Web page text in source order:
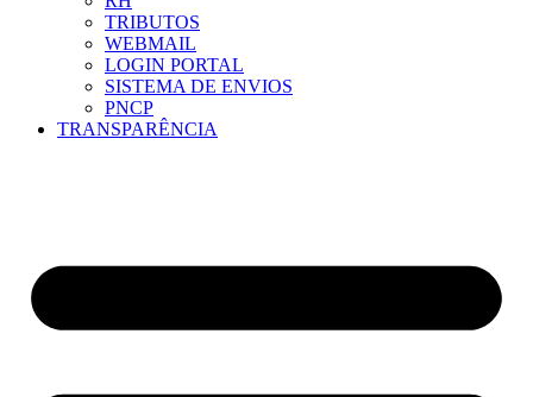
TRIBUTOS
WEBMAIL
LOGIN PORTAL
SISTEMA DE ENVIOS
PNCP
TRANSPARÊNCIA